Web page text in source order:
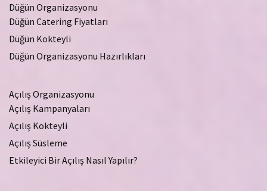
Düğün Organizasyonu
Düğün Catering Fiyatları
Düğün Kokteyli
Düğün Organizasyonu Hazırlıkları
Açılış Organizasyonu
Açılış Kampanyaları
Açılış Kokteyli
Açılış Süsleme
Etkileyici Bir Açılış Nasıl Yapılır?